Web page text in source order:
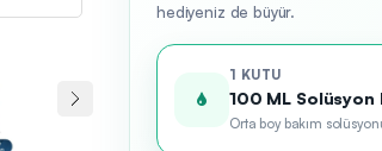
hediyeniz de büyür.
1 KUTU
100 ML Solüsyon
Orta boy bakım